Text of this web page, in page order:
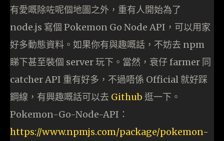
有愛嘅除咗呢個地圖之外，重有人開始為了
node.js 寫個 Pokemon Go Node API，可以用家
好多動態資料。如果你有與趣嘅話，不妨去 npm
睇下甚至裝個 server 玩下。當然，衰仔 farmer 同
catcher API 重有好多，不過唔係 Official 就好踩
鋼線，有興趣嘅話可以去 Github 逛一下。
Pokemon-Go-Node-API：
https://www.npmjs.com/package/pokemon-